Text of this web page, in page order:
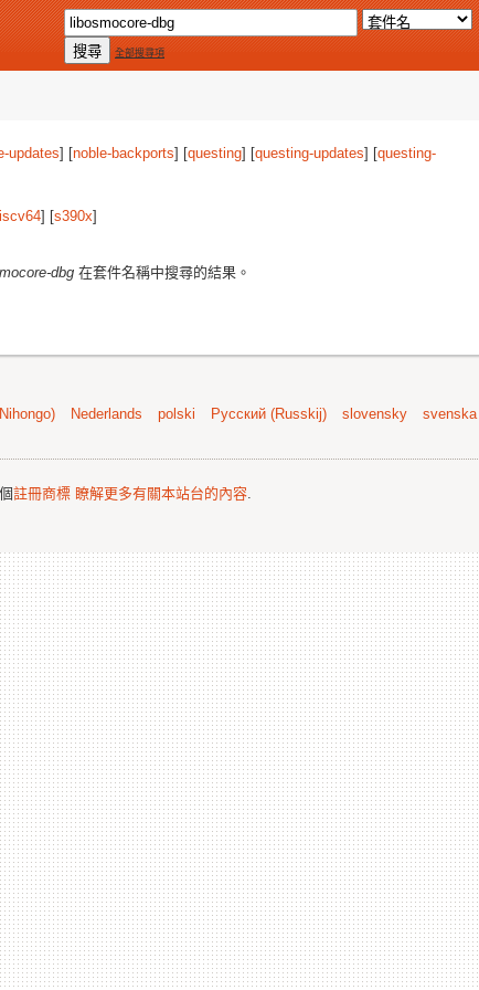
全部搜尋項
updates] [noble-backports] [questing] [questing-updates] [questing-
] [s390x]
dbg 在套件名稱中搜尋的結果。
Nederlands polski Русский (Russkij) slovensky
svenska
註冊商標 瞭解更多有關本站台的內容.